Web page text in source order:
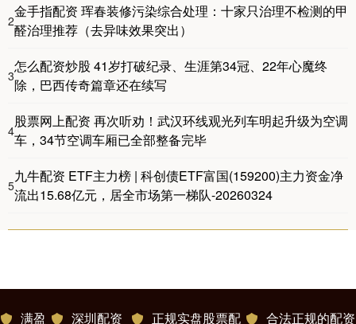
2
金手指配资 珲春装修污染综合处理：十家只治理不检测的甲
醛治理推荐（去异味效果突出）
3
怎么配资炒股 41岁打破纪录、生涯第34冠、22年心魔终
除，巴西传奇篇章还在续写
4
股票网上配资 再次听劝！武汉环线观光列车明起升级为空调
车，34节空调车厢已全部整备完毕
5
九牛配资 ETF主力榜 | 科创债ETF富国(159200)主力资金净
流出15.68亿元，居全市场第一梯队-20260324
满盈 深圳配资 正规实盘股票配 合法正规的配资